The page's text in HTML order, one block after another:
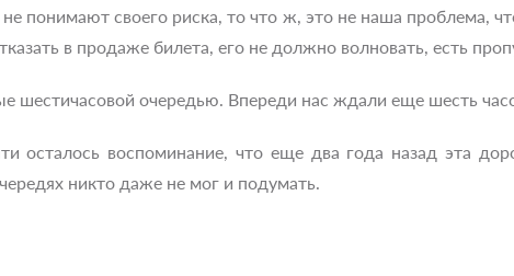
понимают своего риска, то что ж, это не наша проблема,
в продаже билета, его не должно волновать, есть
шестичасовой очередью. Впереди нас ждали еще шесть
осталось воспоминание, что еще два года назад эта
никто даже не мог и подумать.